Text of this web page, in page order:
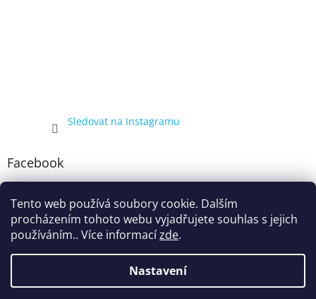
Tento web používá soubory cookie. Dalším
procházením tohoto webu vyjadřujete souhlas s jejich
používáním.. Více informacízde.
Nastavení
Sledovat na Instagramu
Facebook
Vytvořil Shoptet